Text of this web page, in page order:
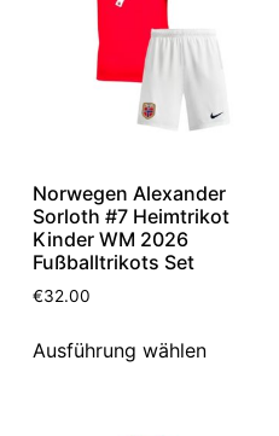
Norwegen Alexander
Sorloth #7 Heimtrikot
Kinder WM 2026
Fußballtrikots Set
€32.00
Ausführung wählen